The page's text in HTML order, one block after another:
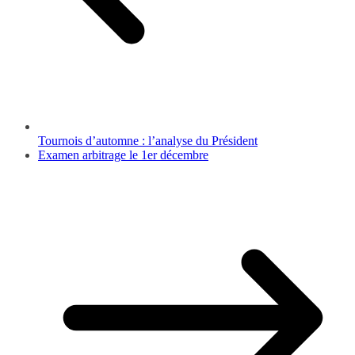
Tournois d’automne : l’analyse du Président
Examen arbitrage le 1er décembre